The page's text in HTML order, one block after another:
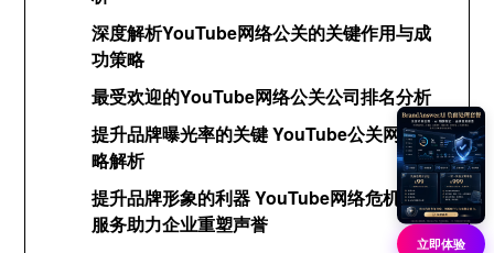
深度解析YouTube网络公关的关键作用与成
功策略
最受欢迎的YouTube网络公关公司排名分析
提升品牌曝光率的关键 YouTube公关网络策
略解析
提升品牌形象的利器 YouTube网络危机公关
服务助力企业重塑声誉
立即体验